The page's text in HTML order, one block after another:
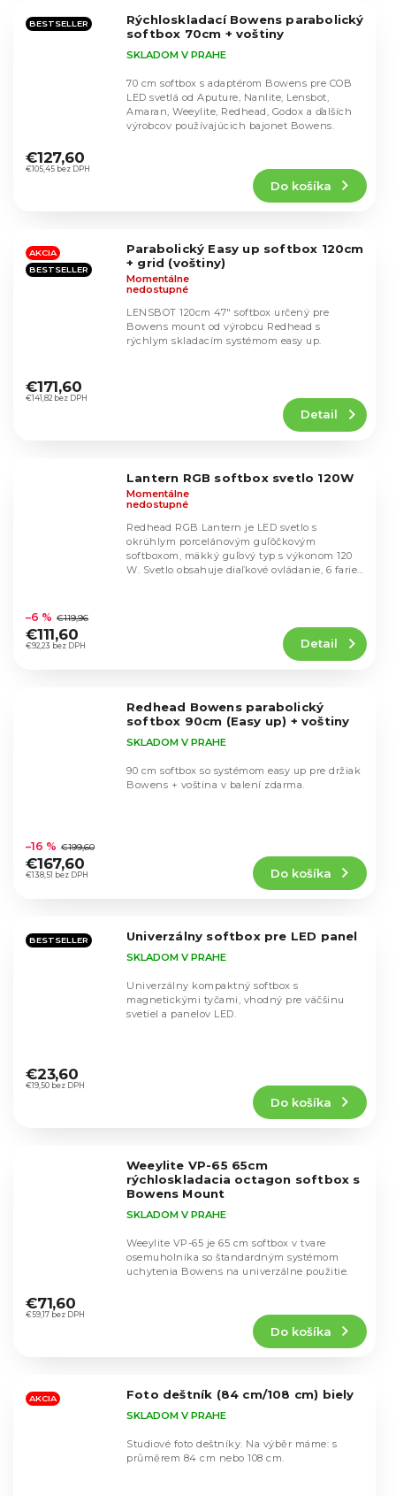
hviezdičiek.
BESTSELLER
Rýchloskladací Bowens parabolický
softbox 70cm + voštiny
hodnotenie
produktu
hviezdičiek.
SKLADOM V PRAHE
€105,45 bez DPH
€127,60
Do košíka
70 cm softbox s adaptérom Bowens pre COB
LED svetlá od Aputure, Nanlite, Lensbot,
Amaran, Weeylite, Redhead, Godox a ďalších
výrobcov používajúcich bajonet Bowens.
AKCIA
BESTSELLER
Parabolický Easy up softbox 120cm
+ grid (voštiny)
hodnotenie
produktu
Momentálne
nedostupné
€141,82 bez DPH
€171,60
Detail
LENSBOT 120cm 47" softbox určený pre
Bowens mount od výrobcu Redhead s
rýchlym skladacím systémom easy up.
Lantern RGB softbox svetlo 120W
hodnotenie
produktu
je
Momentálne
nedostupné
€92,23 bez DPH
–6 % €119,96
€111,60 Detail
Redhead RGB Lantern je LED svetlo s
okrúhlym porcelánovým guľôčkovým
softboxom, mäkký guľový typ s výkonom 120
W. Svetlo obsahuje diaľkové ovládanie, 6 farieb
Redhead Bowens parabolický
softbox 90cm (Easy up) + voštiny
hodnotenie
produktu
je
hviezdičiek.
SKLADOM V PRAHE
€138,51 bez DPH
–16 % €199,60
€167,60
Do košíka
90 cm softbox so systémom easy up pre držiak
Bowens + voština v balení zdarma.
BESTSELLER Univerzálny softbox pre LED panel
hodnotenie
produktu
SKLADOM V PRAHE
€19,50 bez DPH
€23,60
Do košíka
Univerzálny kompaktný softbox s
magnetickými tyčami, vhodný pre väčšinu
svetiel a panelov LED.
Weeylite VP-65 65cm
rýchloskladacia octagon softbox s
Bowens Mount
hodnotenie
produktu
hviezdičiek.
SKLADOM V PRAHE
€59,17 bez DPH
€71,60
Do košíka
Weeylite VP-65 je 65 cm softbox v tvare
osemuholníka so štandardným systémom
uchytenia Bowens na univerzálne použitie.
AKCIA Foto deštník (84 cm/108 cm) biely
SKLADOM V PRAHE
Studiové foto deštníky. Na výběr máme: s
průměrem 84 cm nebo 108 cm.